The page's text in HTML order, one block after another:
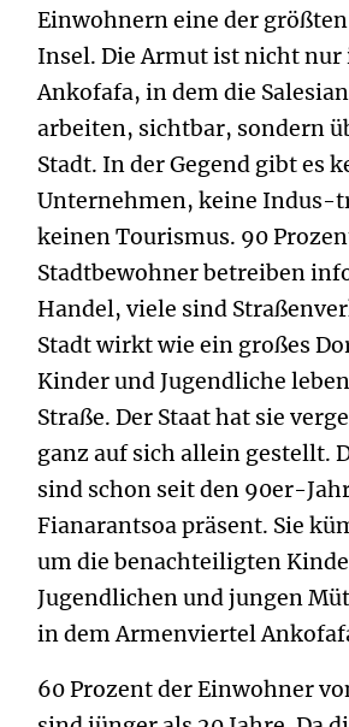
Einwohnern eine der
Insel. Die Armut ist nicht
Ankofafa, in dem die
arbeiten, sichtbar, sondern
Stadt. In der Gegend gibt es
Unternehmen, keine Indus-
keinen Tourismus. 90
Stadtbewohner betreiben
Handel, viele sind
Stadt wirkt wie ein großes
Kinder und Jugendliche
Straße. Der Staat hat sie
ganz auf sich allein gestellt.
sind schon seit den 90er-
Fianarantsoa präsent. Sie
um die benachteiligten
Jugendlichen und jungen
in dem Armenviertel
60 Prozent der Einwohner